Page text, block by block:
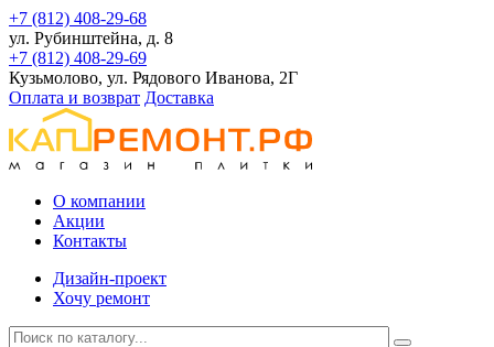
+7 (812) 408-29-68
ул. Рубинштейна, д. 8
+7 (812) 408-29-69
Кузьмолово, ул. Рядового Иванова, 2Г
Оплата и возврат Доставка
О компании
Акции
Контакты
Дизайн-проект
Хочу ремонт